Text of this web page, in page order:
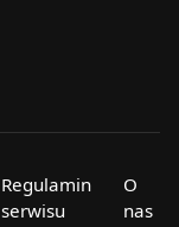
Regulamin
serwisu
O
nas